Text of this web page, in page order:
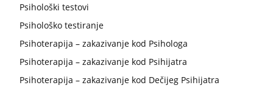
Psihološki testovi
Psihološko testiranje
Psihoterapija – zakazivanje kod Psihologa
Psihoterapija – zakazivanje kod Psihijatra
Psihoterapija – zakazivanje kod Dečijeg Psihijatra